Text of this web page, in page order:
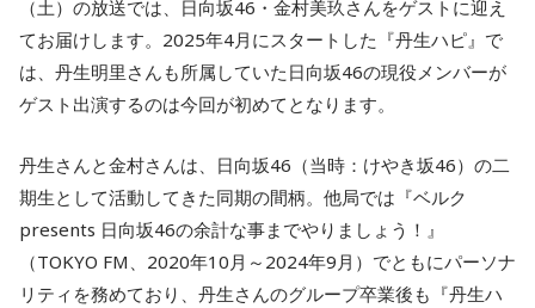
（土）の放送では、日向坂46・金村美玖さんをゲストに迎え
てお届けします。2025年4月にスタートした『丹生ハピ』で
は、丹生明里さんも所属していた日向坂46の現役メンバーが
ゲスト出演するのは今回が初めてとなります。
丹生さんと金村さんは、日向坂46（当時：けやき坂46）の二
期生として活動してきた同期の間柄。他局では『ベルク
presents 日向坂46の余計な事までやりましょう！』
（TOKYO FM、2020年10月～2024年9月）でともにパーソナ
リティを務めており、丹生さんのグループ卒業後も『丹生ハ